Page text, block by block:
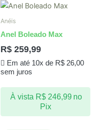
Anéis
Anel Boleado Max
R$ 259,99
Em até 10x de R$26,00
sem juros
À vista R$246,99 no
Pix
Este
As
podem
ser